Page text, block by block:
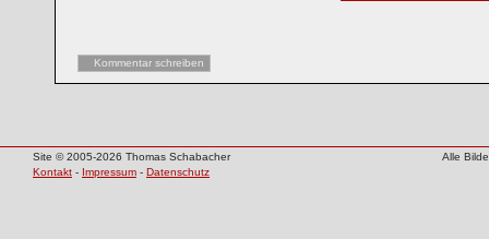
Kommentar schreiben
Site © 2005-2026 Thomas Schabacher
Alle
Kontakt - Impressum - Datenschutz